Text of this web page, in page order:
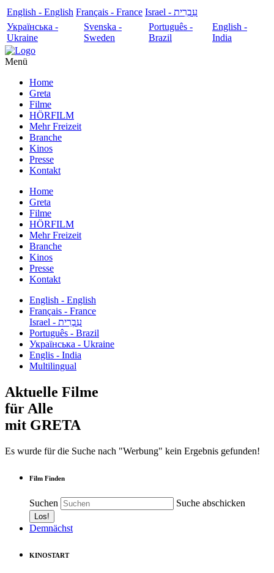
English - English Français - France
עִבְרִית - Israel
Українська -
Ukraine
Svenska -
Sweden
Português -
Brazil
English -
India
Menü
Home
Greta
Filme
HÖRFILM
Mehr Freizeit
Branche
Kinos
Presse
Kontakt
Home
Greta
Filme
HÖRFILM
Mehr Freizeit
Branche
Kinos
Presse
Kontakt
English - English
Français - France
עִבְרִית - Israel
Português - Brazil
Українська - Ukraine
Englis - India
Multilingual
Aktuelle Filme
für Alle
mit GRETA
Es wurde für die Suche nach "Werbung" kein Ergebnis gefunden!
Film Finden
Suchen Suche abschicken
Demnächst
KINOSTART